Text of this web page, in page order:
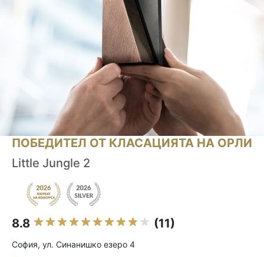
ПОБЕДИТЕЛ ОТ КЛАСАЦИЯТА НА ОРЛИ
Little Jungle 2
8.8 (11)
София, ул. Синанишко езеро 4